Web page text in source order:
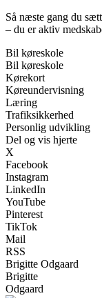
Så næste gang du
– du er aktiv
Bil køreskole
Bil køreskole
Kørekort
Køreundervisning
Læring
Trafiksikkerhed
Personlig udvikling
Del og vis hjerte
X
Facebook
Instagram
LinkedIn
YouTube
Pinterest
TikTok
Mail
RSS
Brigitte Odgaard
Brigitte
Odgaard